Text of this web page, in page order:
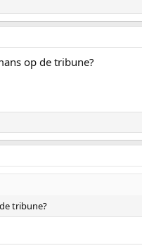
op de tribune?
tribune?